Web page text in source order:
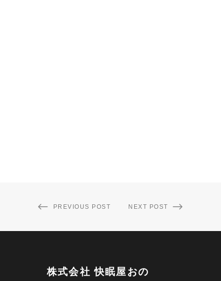
PREVIOUS POST NEXT POST
株式会社 快眠屋おの